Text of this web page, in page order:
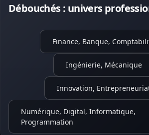
Débouchés : univers
Finance, Banque,
Ingénierie, Mécanique
Innovation,
Numérique, Digital, Informatique,
Programmation